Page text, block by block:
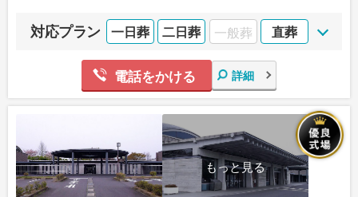
対応プラン 一日葬 二日葬 一般葬 直葬
電話をかける 詳細
もっと見る